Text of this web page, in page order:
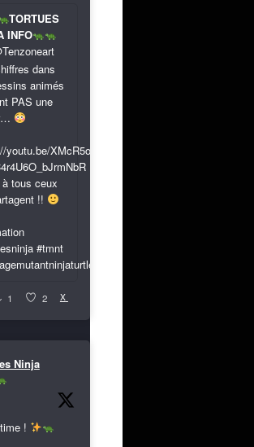
TORTUES
INFO
dans
animés
PAS une
youtu.be/XMcR5or9N8A?
tous ceux
!!
#tmnt
1 2 X
Ninja
!